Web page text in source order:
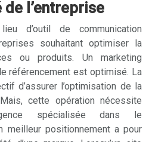
l’entreprise
d’outil de communication
souhaitant optimiser la
ou produits. Un marketing
référencement est optimisé. La
d’assurer l’optimisation de la
cette opération nécessite
spécialisée dans le
meilleur positionnement a pour